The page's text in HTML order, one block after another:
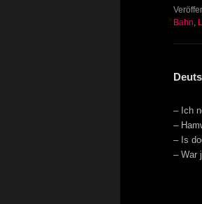
Bahn,
– Ich
–
– Is
– War